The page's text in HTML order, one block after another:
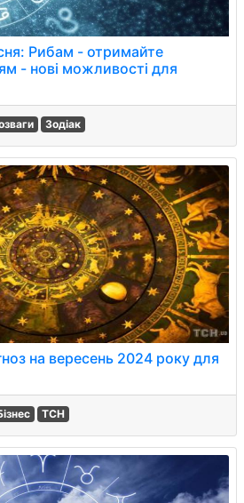
Рибам - отримайте
- нові можливості для
Зодіак
на вересень 2024 року для
ТСН